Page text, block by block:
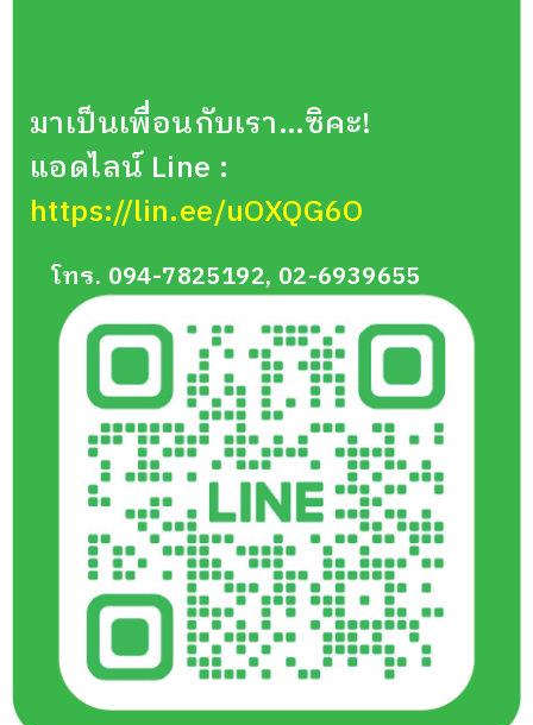
โทร. 094-7825192, 02-6939655
มาเป็นเพื่อนกับเรา…ซิคะ!
แอดไลน์ Line :
https://lin.ee/uOXQG6O